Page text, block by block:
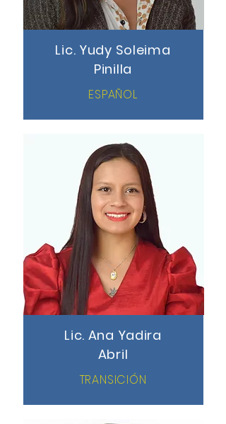
Lic. Yudy Soleima
Pinilla
ESPAÑOL
Lic. Ana Yadira
Abril
TRANSICIÓN